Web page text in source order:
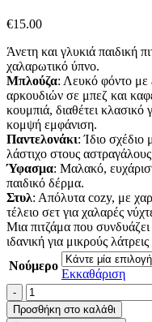
€15.00
Άνετη και γλυκιά παιδική
χαλαρωτικό ύπνο.
Μπλούζα: Λευκό φόντο με
αρκουδιών σε μπεζ και
κουμπιά, διαθέτει κλασικό
κομψή εμφάνιση.
Παντελονάκι: Ίδιο σχέδιο
λάστιχο στους
Ύφασμα: Μαλακό,
παιδικό δέρμα.
Στυλ: Απόλυτα cozy, με
τέλειο σετ για χαλαρές
Μια πιτζάμα που
ιδανική για μικρούς
Νούμερο
Εκκαθάριση
Παιδική
Πιτζάμα
2
Προσθήκη στο καλάθι